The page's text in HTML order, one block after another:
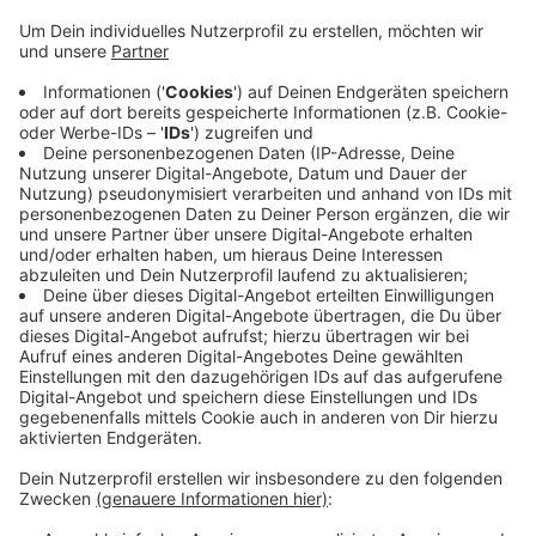
bei Großveranstaltungen oder auch zu Stoßzeiten
an Bahnhöfen - verbessern kann und wie man
Gedränge entzerren kann. Die Corona-Pandemie
habe gezeigt, dass man durch das Verhindern von
Drängelei auch Ansteckungen verhindern kann.
Mehr Infos und die Möglichkeit zur Anmeldung gibt
eshier .
Veröffentlicht:Donnerstag, 19.08.2021 18:01
Anzeige